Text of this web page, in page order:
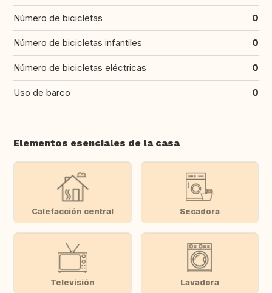
Número de bicicletas 0
Número de bicicletas infantiles 0
Número de bicicletas eléctricas 0
Uso de barco 0
Elementos esenciales de la casa
Calefacción central Secadora
Televisión Lavadora